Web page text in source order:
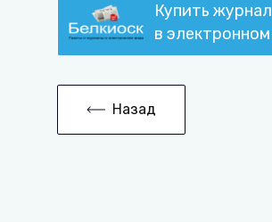
Купить журнал
в
Назад